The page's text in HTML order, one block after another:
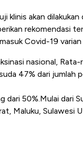
akan dilakukan
rekomendasi
Covid-19
nasional, Rata-
47% dari jumlah
dari 50%.Mulai dari
Maluku, Sulawesi